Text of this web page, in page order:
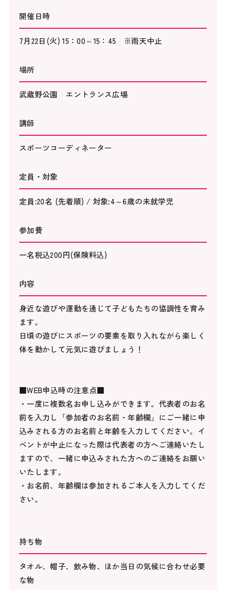
開催日時
7月22日(火) 15：00～15：45 ※雨天中止
場所
武蔵野公園 エントランス広場
講師
スポーツコーディネーター
定員・対象
定員:20名 (先着順) / 対象:4～6歳の未就学児
参加費
一名税込200円(保険料込)
内容
身近な遊びや運動を通じて子どもたちの協調性を育み
ます。
日頃の遊びにスポーツの要素を取り入れながら楽しく
体を動かして元気に遊びましょう！
■WEB申込時の注意点■
・一度に複数名お申し込みができます。代表者のお名
前を入力し「参加者のお名前・年齢欄」にご一緒に申
込みされる方のお名前と年齢を入力してください。イ
ベントが中止になった際は代表者の方へご連絡いたし
ますので、一緒に申込みされた方へのご連絡をお願い
いたします。
・お名前、年齢欄は参加されるご本人を入力してくだ
さい。
持ち物
タオル、帽子、飲み物、ほか当日の気候に合わせ必要
な物